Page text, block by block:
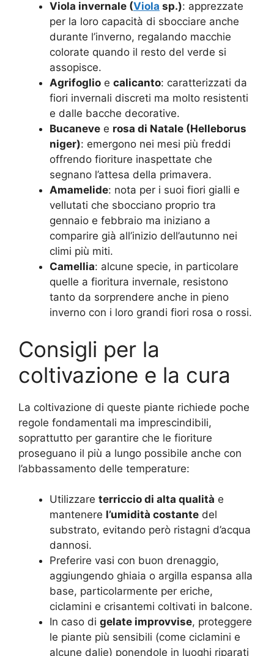
Viola invernale (Viola sp.): apprezzate
per la loro capacità di sbocciare anche
durante l’inverno, regalando macchie
colorate quando il resto del verde si
assopisce.
Agrifoglio e calicanto: caratterizzati da
fiori invernali discreti ma molto resistenti
e dalle bacche decorative.
Bucaneve e rosa di Natale (Helleborus
niger): emergono nei mesi più freddi
offrendo fioriture inaspettate che
segnano l’attesa della primavera.
Amamelide: nota per i suoi fiori gialli e
vellutati che sbocciano proprio tra
gennaio e febbraio ma iniziano a
comparire già all’inizio dell’autunno nei
climi più miti.
Camellia: alcune specie, in particolare
quelle a fioritura invernale, resistono
tanto da sorprendere anche in pieno
inverno con i loro grandi fiori rosa o rossi.
Consigli per la
coltivazione e la cura
La coltivazione di queste piante richiede poche
regole fondamentali ma imprescindibili,
soprattutto per garantire che le fioriture
proseguano il più a lungo possibile anche con
l’abbassamento delle temperature:
Utilizzare terriccio di alta qualità e
mantenere l’umidità costante del
substrato, evitando però ristagni d’acqua
dannosi.
Preferire vasi con buon drenaggio,
aggiungendo ghiaia o argilla espansa alla
base, particolarmente per eriche,
ciclamini e crisantemi coltivati in balcone.
In caso di gelate improvvise, proteggere
le piante più sensibili (come ciclamini e
alcune dalie) ponendole in luoghi riparati